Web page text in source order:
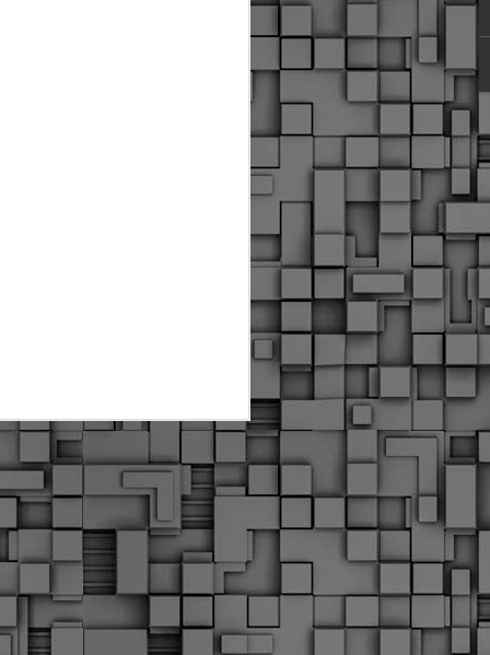
αστυνομικούς, οι οποίοι έχουν
εκπαίδευσή τους και
καθήκοντα.
μετακινήσεις των
MAY
25
Δημοτική Αστυνομία
Θεσσαλονίκης:
Διοικητικά πρόστιμα
ύψους 11.350€ σε
εργολάβους για
παραβάσεις σε έργα
Ο.Κ.Ω
Η Δημοτική Αστυνομία
Θεσσαλονίκης βεβαίωσε κατά